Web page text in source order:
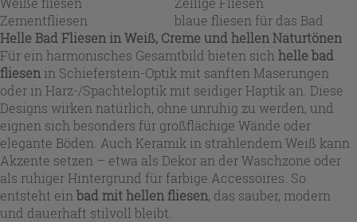
Zementfliesen
blaue fliesen für das Bad
Helle Bad Fliesen in Weiß, Creme und hellen Naturtönen
Für ein harmonisches Gesamtbild bieten sich helle bad
fliesen in Schieferstein-Optik mit sanften Maserungen
oder in Harz-/Spachteloptik mit seidiger Haptik an. Diese
Designs wirken natürlich, ohne unruhig zu werden, und
eignen sich besonders für großflächige Wände oder
elegante Böden. Auch Keramik in strahlendem Weiß kann
Akzente setzen – etwa als Dekor an der Waschzone oder
als ruhiger Hintergrund für farbige Accessoires. So
entsteht ein bad mit hellen fliesen, das sauber, modern
und dauerhaft stilvoll bleibt.